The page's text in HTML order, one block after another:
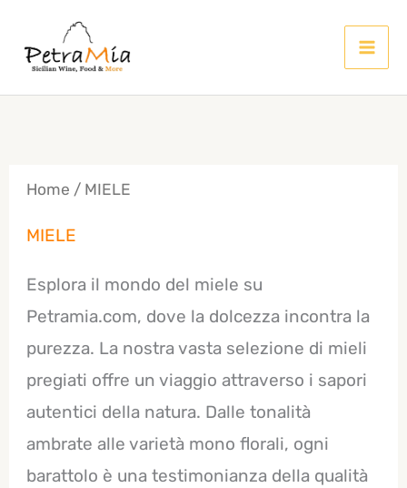
contenuto
Home / MIELE
MIELE
Esplora il mondo del miele su
Petramia.com, dove la dolcezza incontra la
purezza. La nostra vasta selezione di mieli
pregiati offre un viaggio attraverso i sapori
autentici della natura. Dalle tonalità
ambrate alle varietà mono florali, ogni
barattolo è una testimonianza della qualità